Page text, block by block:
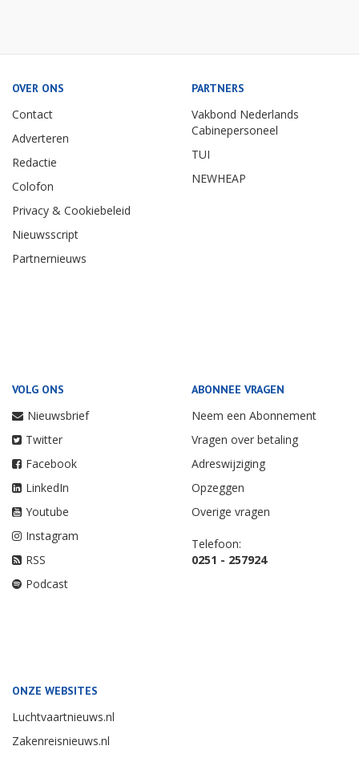
OVER ONS
Contact
Adverteren
Redactie
Colofon
Privacy & Cookiebeleid
Nieuwsscript
Partnernieuws
PARTNERS
Vakbond Nederlands
Cabinepersoneel
TUI
NEWHEAP
VOLG ONS
Nieuwsbrief
Twitter
Facebook
LinkedIn
Youtube
Instagram
RSS
Podcast
ABONNEE VRAGEN
Neem een Abonnement
Vragen over betaling
Adreswijziging
Opzeggen
Overige vragen
Telefoon:
0251 - 257924
ONZE WEBSITES
Luchtvaartnieuws.nl
Zakenreisnieuws.nl